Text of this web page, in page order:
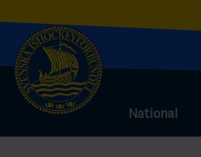
National